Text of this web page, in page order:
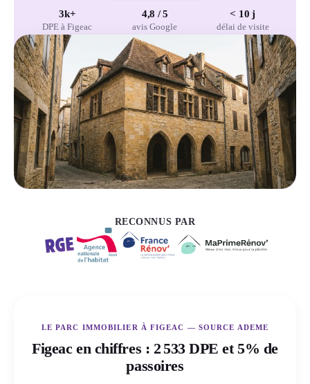
3k+
DPE à Figeac
4,8 / 5
avis Google
< 10 j
délai de visite
RECONNUS PAR
LE PARC IMMOBILIER À FIGEAC — SOURCE ADEME
Figeac en chiffres : 2 533 DPE et 5% de
passoires